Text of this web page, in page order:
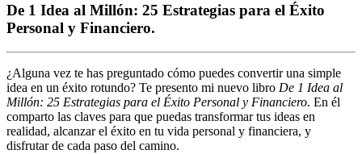
De 1 Idea al Millón: 25 Estrategias para el Éxito
Personal y Financiero.
¿Alguna vez te has preguntado cómo puedes convertir una simple
idea en un éxito rotundo? Te presento mi nuevo libro De 1 Idea al
Millón: 25 Estrategias para el Éxito Personal y Financiero. En él
comparto las claves para que puedas transformar tus ideas en
realidad, alcanzar el éxito en tu vida personal y financiera, y
disfrutar de cada paso del camino.